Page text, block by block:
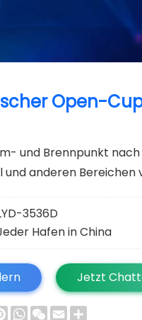
Open-
und Brennpunkt
und anderen Bereichen
3536D
Hafen in China
Jetzt
Pinterest
WhatsApp
WeChat
Email